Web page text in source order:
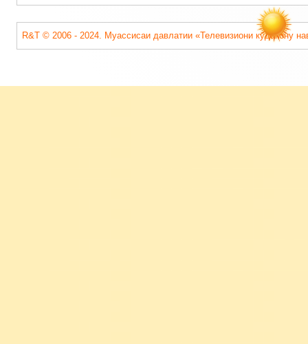
R&T © 2006 - 2024. Муассисаи давлатии «Телевизиони кӯдакону